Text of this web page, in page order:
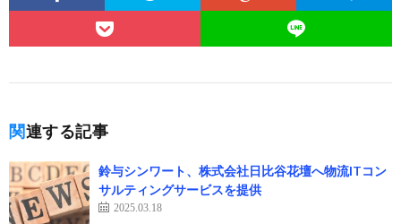
関連する記事
鈴与シンワート、株式会社日比谷花壇へ物流ITコン
サルティングサービスを提供
2025.03.18